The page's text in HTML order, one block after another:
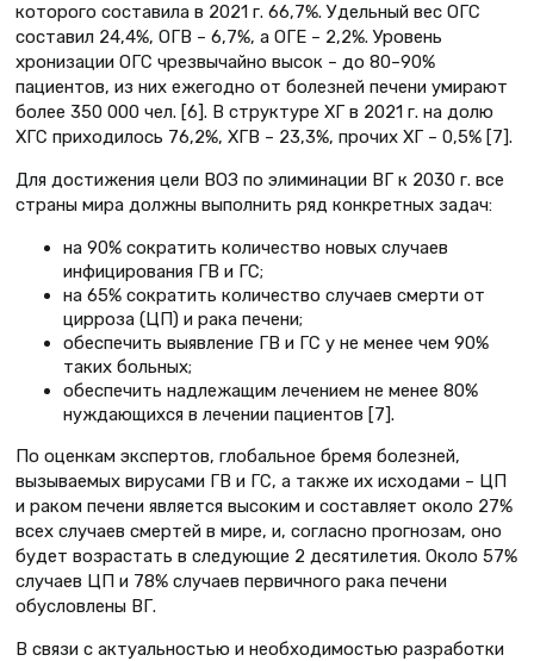
которого составила в 2021 г. 66,7%. Удельный вес ОГС
составил 24,4%, ОГВ – 6,7%, а ОГЕ – 2,2%. Уровень
хронизации ОГС чрезвычайно высок – до 80–90%
пациентов, из них ежегодно от болезней печени умирают
более 350 000 чел. [6]. В структуре ХГ в 2021 г. на долю
ХГС приходилось 76,2%, ХГВ – 23,3%, прочих ХГ – 0,5% [7].
Для достижения цели ВОЗ по элиминации ВГ к 2030 г. все
страны мира должны выполнить ряд конкретных задач:
на 90% сократить количество новых случаев
инфицирования ГВ и ГС;
на 65% сократить количество случаев смерти от
цирроза (ЦП) и рака печени;
обеспечить выявление ГВ и ГС у не менее чем 90%
таких больных;
обеспечить надлежащим лечением не менее 80%
нуждающихся в лечении пациентов [7].
По оценкам экспертов, глобальное бремя болезней,
вызываемых вирусами ГВ и ГС, а также их исходами – ЦП
и раком печени является высоким и составляет около 27%
всех случаев смертей в мире, и, согласно прогнозам, оно
будет возрастать в следующие 2 десятилетия. Около 57%
случаев ЦП и 78% случаев первичного рака печени
обусловлены ВГ.
В связи с актуальностью и необходимостью разработки